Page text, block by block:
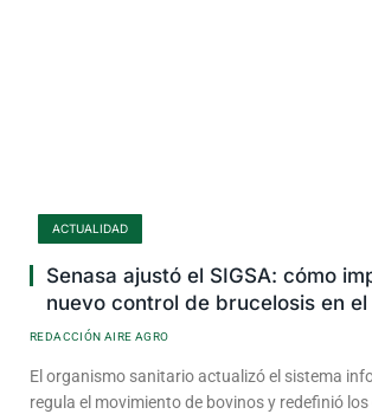
ACTUALIDAD
Senasa ajustó el SIGSA: cómo
nuevo control de brucelosis en el
REDACCIÓN AIRE AGRO
El organismo sanitario actualizó el sistema
regula el movimiento de bovinos y redefinió